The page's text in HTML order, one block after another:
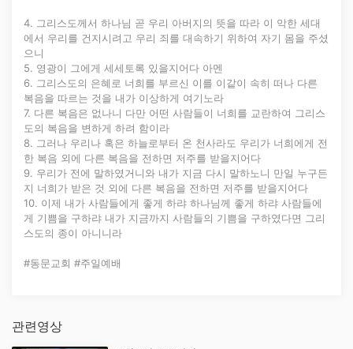
4. 그리스도께서 하나님 곧 우리 아버지의 뜻을 따라 이 악한 세대
에서 우리를 건지시려고 우리 죄를 대속하기 위하여 자기 몸을 주셨
으니
5. 영광이 그에게 세세토록 있을지어다 아멘
6. 그리스도의 은혜로 너희를 부르신 이를 이같이 속히 떠나 다른
복음을 따르는 것을 내가 이상하게 여기노라
7. 다른 복음은 없나니 다만 어떤 사람들이 너희를 교란하여 그리스
도의 복음을 변하게 하려 함이라
8. 그러나 우리나 혹은 하늘로부터 온 천사라도 우리가 너희에게 전
한 복음 외에 다른 복음을 전하면 저주를 받을지어다
9. 우리가 전에 말하였거니와 내가 지금 다시 말하노니 만일 누구든
지 너희가 받은 것 외에 다른 복음을 전하면 저주를 받을지어다
10. 이제 내가 사람들에게 좋게 하랴 하나님께 좋게 하랴 사람들에
게 기쁨을 구하랴 내가 지금까지 사람들의 기쁨을 구하였다면 그리
스도의 종이 아니니라
#동문교회 #주일예배
관련영상